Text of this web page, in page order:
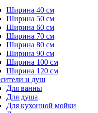
Ширина 40 см
Ширина 50 см
Ширина 60 см
Ширина 70 см
Ширина 80 см
Ширина 90 см
Ширина 100 см
Ширина 120 см
и душ
Для ванны
Для душа
Для кухонной мойки